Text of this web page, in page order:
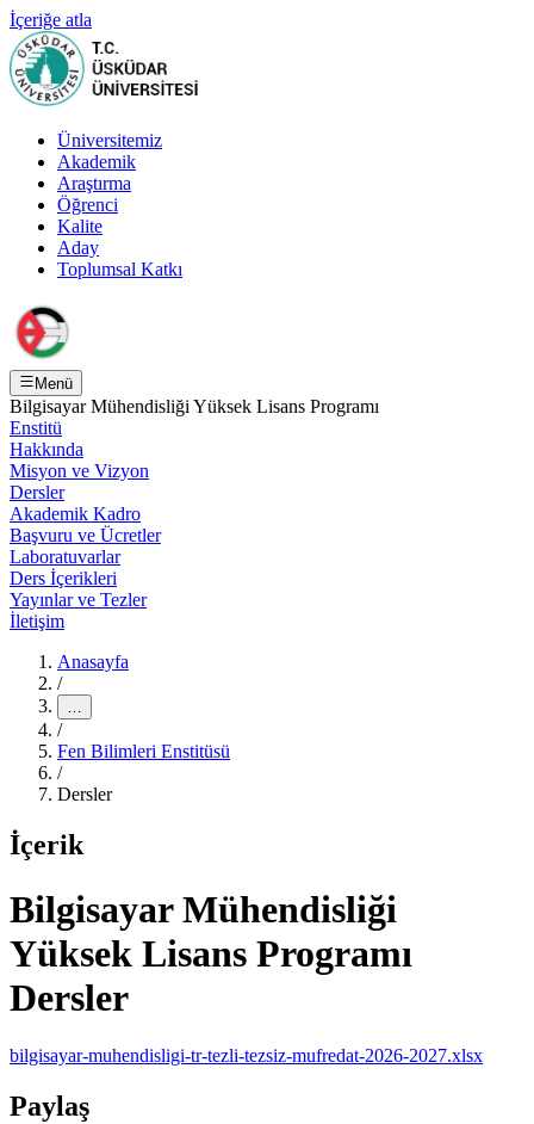
İçeriğe atla
Üniversitemiz
Akademik
Araştırma
Öğrenci
Kalite
Aday
Toplumsal Katkı
Menü
Bilgisayar Mühendisliği Yüksek Lisans Programı
Enstitü
Hakkında
Misyon ve Vizyon
Dersler
Akademik Kadro
Başvuru ve Ücretler
Laboratuvarlar
Ders İçerikleri
Yayınlar ve Tezler
İletişim
Anasayfa
/
…
/
Fen Bilimleri Enstitüsü
/
Dersler
İçerik
Bilgisayar Mühendisliği
Yüksek Lisans Programı
Dersler
bilgisayar-muhendisligi-tr-tezli-tezsiz-mufredat-2026-2027.xlsx
Paylaş